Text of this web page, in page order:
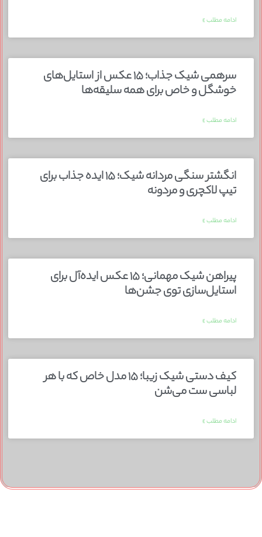
ادامه مطلب »
سرهمی شیک جذاب؛ ۱۵ عکس از استایل‌های
خوشگل و خاص برای همه سلیقه‌ها
ادامه مطلب »
انگشتر سنگی مردانه شیک؛ ۱۵ ایده جذاب برای
تیپ لاکچری و مردونه
ادامه مطلب »
پیراهن شیک مهمانی؛ ۱۵ عکس ایده‌آل برای
استایل‌سازی توی جشن‌ها
ادامه مطلب »
کیف دستی شیک زیبا؛ ۱۵ مدل خاص که با هر
لباسی ست می‌شن
ادامه مطلب »